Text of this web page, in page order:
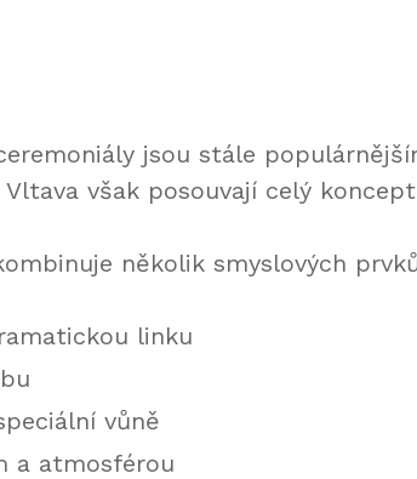
jsou stále
Vltava však posouvají celý
několik smyslových
linku
vůně
a atmosférou